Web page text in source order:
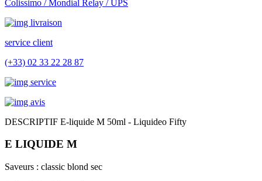
Colissimo / Mondial Relay / UPS
service client
(+33) 02 33 22 28 87
DESCRIPTIF E-liquide M 50ml - Liquideo Fifty
E LIQUIDE M
Saveurs : classic blond sec